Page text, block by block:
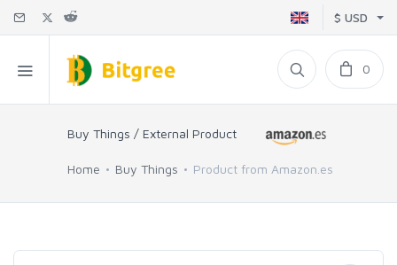
$ USD
0
Buy Things / External Product
Home Buy Things Product from Amazon.es